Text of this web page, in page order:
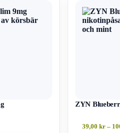
ZYN
39,00 kr –